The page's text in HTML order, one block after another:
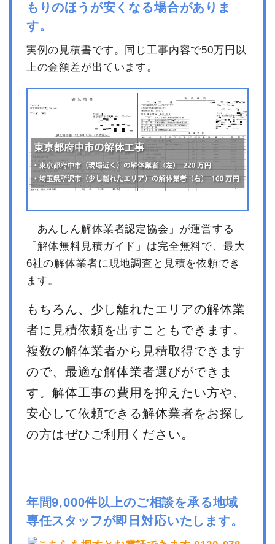
小計
590,500円
消費税
合計金額
650,000円
もりのほうが安くなる場合がありま
す。
実例の見積書です。同じ工事内容で50万円以
上の金額差が出ています。
「あんしん解体業者認定協会」が運営する
「解体無料見積ガイド」は完全無料で、最大
6社の解体業者に現地調査と見積を依頼でき
ます。
もちろん、少し離れたエリアの解体業
者に見積依頼を出すこともできます。
複数の解体業者から見積取得できます
ので、最適な解体業者選びができま
す。解体工事の費用を抑えたい方や、
安心して依頼できる解体業者をお探し
の方はぜひご利用ください。
年間9,000件以上のご相談を承る地域
専任スタッフが即日対応いたします。